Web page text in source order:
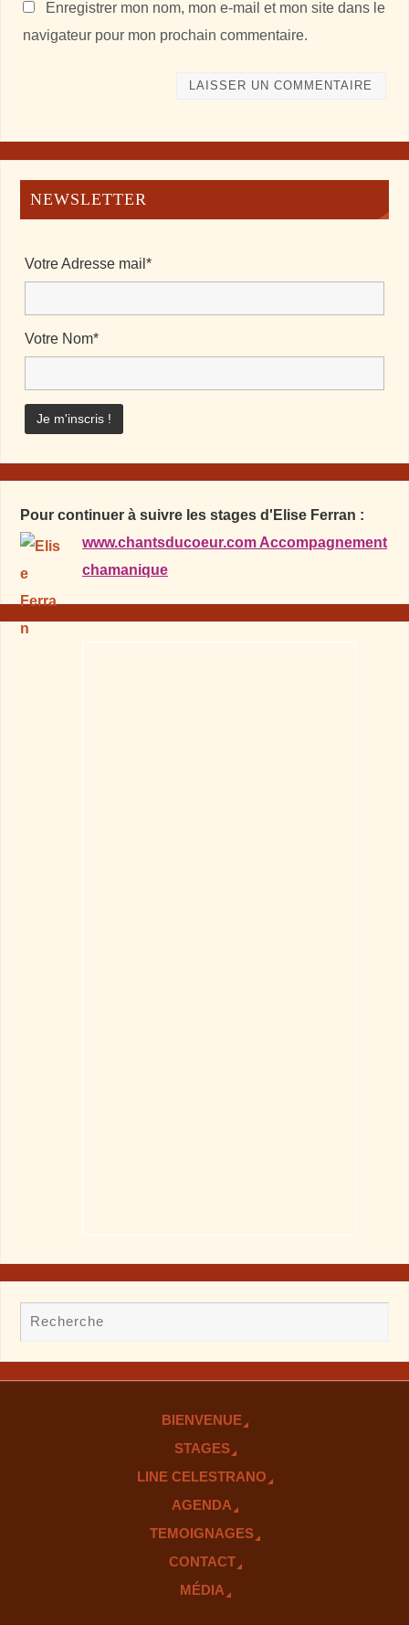
Enregistrer mon nom, mon e-mail et mon site dans le
navigateur pour mon prochain commentaire.
NEWSLETTER
Votre Adresse mail*
Votre Nom*
Pour continuer à suivre les stages d'Elise Ferran :
www.chantsducoeur.com Accompagnement
chamanique
BIENVENUE
STAGES
LINE CELESTRANO
AGENDA
TEMOIGNAGES
CONTACT
MÉDIA